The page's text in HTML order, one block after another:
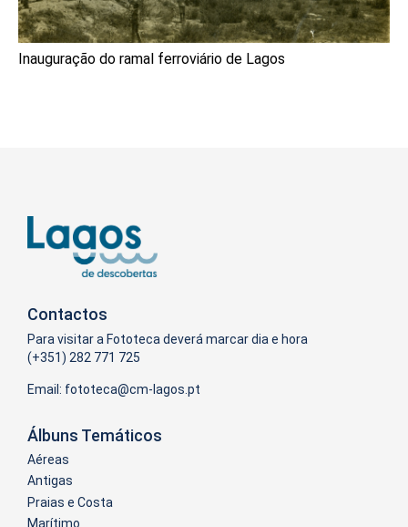
Inauguração do ramal ferroviário de Lagos
Contactos
Para visitar a Fototeca deverá marcar dia e hora
(+351) 282 771 725
Email:
Álbuns Temáticos
Aéreas
Antigas
Praias e Costa
Marítimo